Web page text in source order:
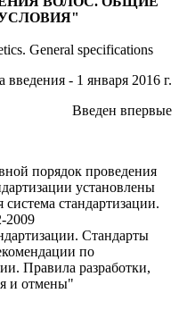
General specifications
введения - 1 января 2016 г.
Введен впервые
порядок проведения
установлены
стандартизации.
2009
Стандарты
по
Правила разработки,
и отмены"